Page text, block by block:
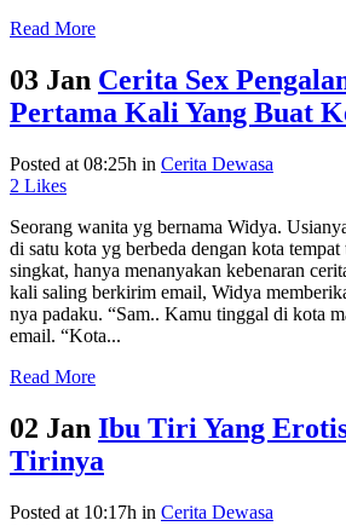
Read More
03 Jan Cerita Sex
Pertama Kali Yang Buat
Posted at 08:25h in Cerita Dewasa
2 Likes
Seorang wanita yg bernama Widya.
di satu kota yg berbeda dengan kota
singkat, hanya menanyakan kebenaran
kali saling berkirim email, Widya
nya padaku. “Sam.. Kamu tinggal di kota
email. “Kota...
Read More
02 Jan Ibu Tiri Yang
Tirinya
Posted at 10:17h in Cerita Dewasa